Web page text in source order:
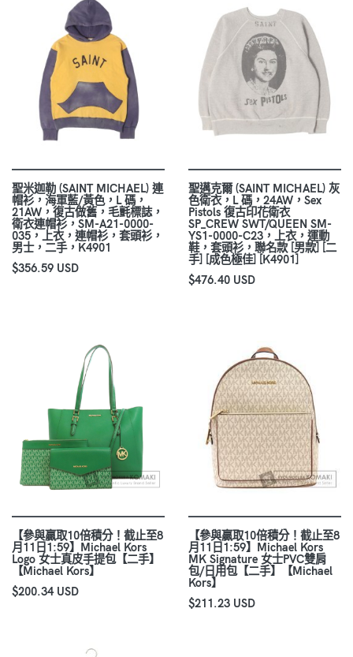
聖米迦勒 (SAINT MICHAEL) 連
帽衫，海軍藍/黃色，L 碼，
21AW，復古做舊，毛氈標誌，
衛衣連帽衫，SM-A21-0000-
035，上衣，連帽衫，套頭衫，
男士，二手，K4901
$356.59 USD
聖邁克爾 (SAINT MICHAEL) 灰
色衛衣，L 碼，24AW，Sex
Pistols 復古印花衛衣
SP_CREW SWT/QUEEN SM-
YS1-0000-C23，上衣，運動
鞋，套頭衫，聯名款 [男款] [二
手] [成色極佳] [K4901]
$476.40 USD
【參與贏取10倍積分！截止至8
月11日1:59】Michael Kors
Logo 女士真皮手提包【二手】
【Michael Kors】
$200.34 USD
【參與贏取10倍積分！截止至8
月11日1:59】Michael Kors
MK Signature 女士PVC雙肩
包/日用包【二手】【Michael
Kors】
$211.23 USD